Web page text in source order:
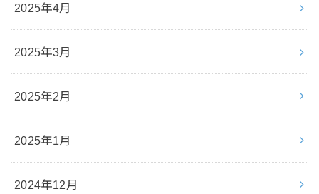
2025年4月
2025年3月
2025年2月
2025年1月
2024年12月